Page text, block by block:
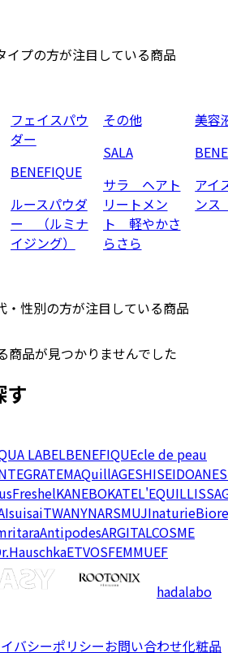
イプの方が注目している商品
フェイスパウ
ダー
BENEFIQUE
ルースパウダ
ー （ルミナ
イジング）
その他
SALA
サラ ヘアト
リートメン
ト 軽やかさ
らさら
美容
アイ
ン
・性別の方が注目している商品
商品が見つかりませんでした
す
LABELBENEFIQUEcle de peau
MAQuillAGESHISEIDO
FreshelKANEBOKATEL'EQUIL
suisaiTWANYNARSMUJInaturieBiore
AntipodesARGITALCOSME
ETVOSFEMMUEF
hadalabo
バシーポリシーお問い合わせ化粧品